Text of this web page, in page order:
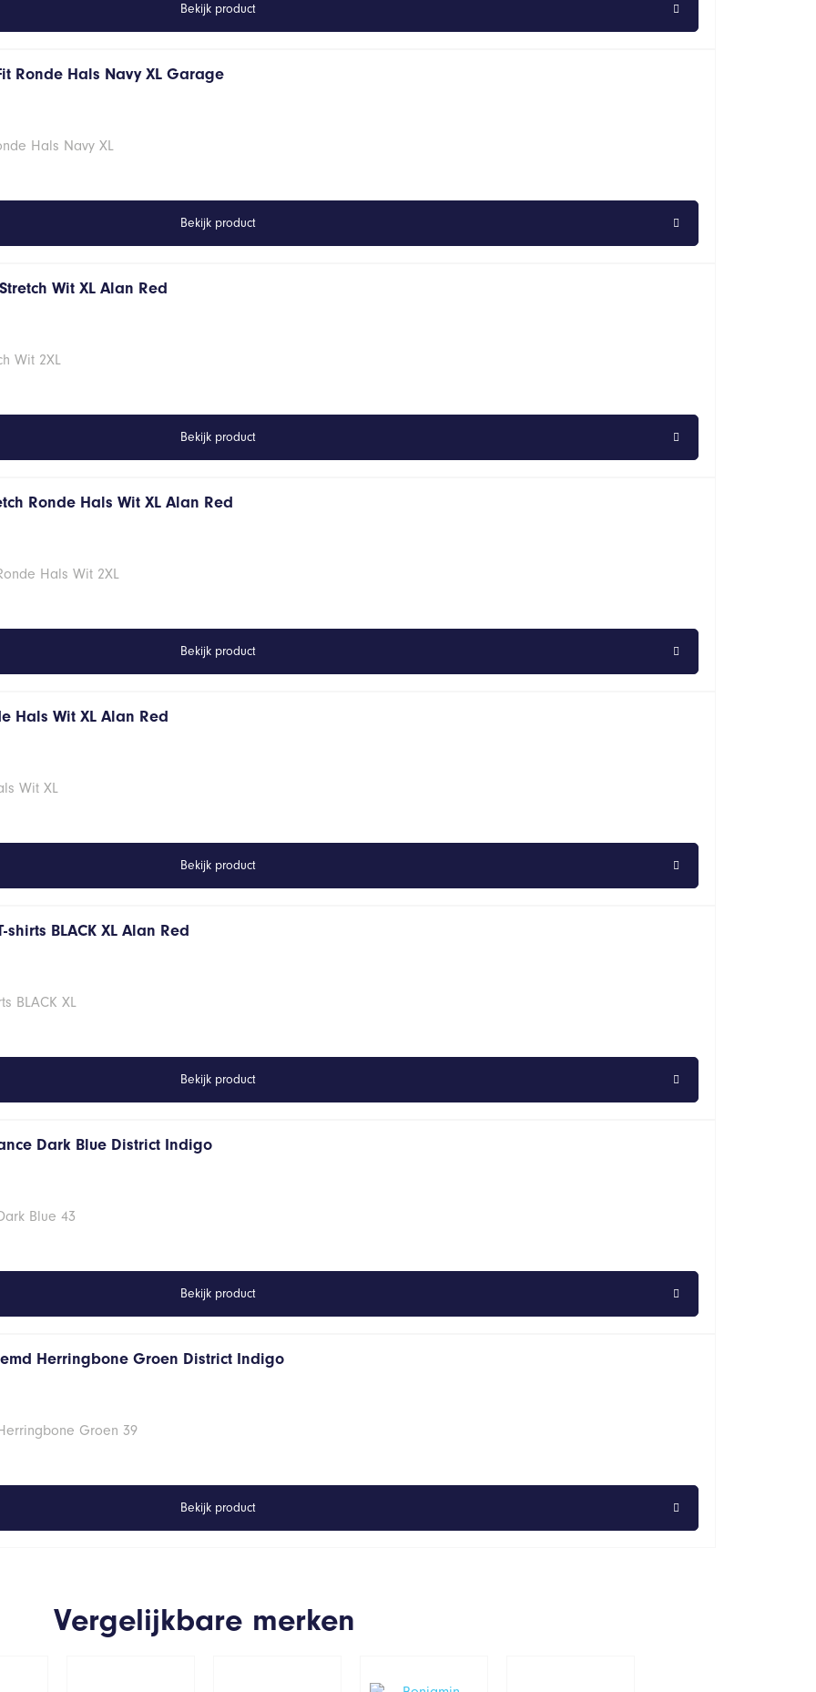
Bekijk product
Ronde Hals Navy XL Garage
Hals Navy XL
Bekijk product
Wit XL Alan Red
Wit 2XL
Bekijk product
Ronde Hals Wit XL Alan Red
Hals Wit 2XL
Bekijk product
Hals Wit XL Alan Red
Wit XL
Bekijk product
BLACK XL Alan Red
BLACK XL
Bekijk product
Dark Blue District Indigo
Blue 43
Bekijk product
Herringbone Groen District Indigo
Groen 39
Bekijk product
Vergelijkbare merken